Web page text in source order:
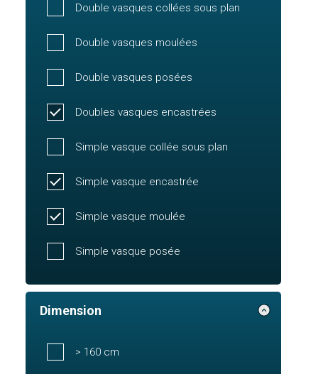
Double vasques collées sous plan
Double vasques moulées
Double vasques posées
Doubles vasques encastrées
Simple vasque collée sous plan
Simple vasque encastrée
Simple vasque moulée
Simple vasque posée
Dimension
> 160 cm